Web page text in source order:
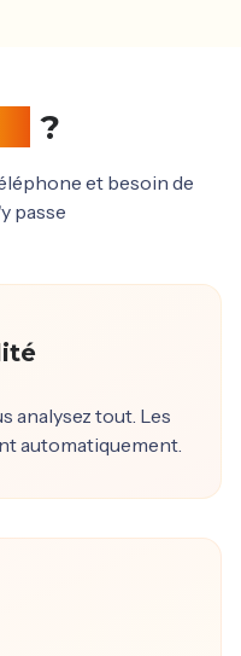
?
et besoin de
passe
analysez tout. Les
automatiquement.